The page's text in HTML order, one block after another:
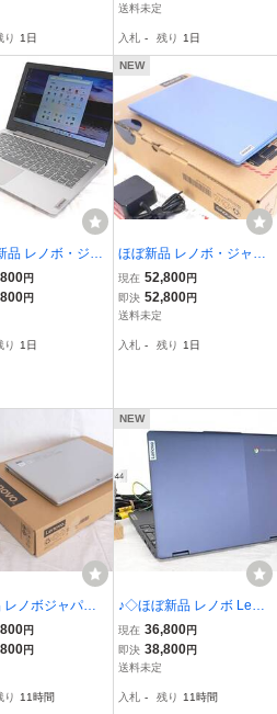
M.2 NVMe256
り 1日
GB/MEM4GB/Cel Max-2.
Pro ミネラルグレィ
送料未定
入札 - 残り 1日
レノボ・ジャ
ideapad Sli
AMD9220
M.2 SSD
即使用可
円
円
り 1日
NEW
ほぼ新品 レノボ・ジャパ
ン Lenovo ideapad Slim
150 81VR001CJP 11.6H
D/AMD-2.40GHz/SSD128
e2021Proアイスブルー
現在 52,800円
即決 52,800円
送料未定
入札 - 残り 1日
レノボジャパン L
Miix 320
ッチャブル 10.1
Max1.92G
KB
円
円
り 11時間
NEW
♪◇ほぼ新品 レノボ Leno
vo Flex 3i Chromebook
コンバーチブル 12.2高精
細(1920x1200)タッチP/C
GHz/MEM4GB/eMMC64
現在 36,800円
即決 38,800円
送料未定
入札 - 残り 11時間